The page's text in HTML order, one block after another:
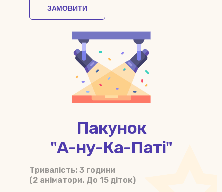
ЗАМОВИТИ
Пакунок
"А-ну-Ка-Паті"
Тривалiсть: 3 години
(2 аніматори. До 15 діток)